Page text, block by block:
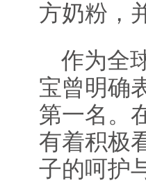
方奶粉，
作为全
宝曾明确
第一名。
有着积极
子的呵护